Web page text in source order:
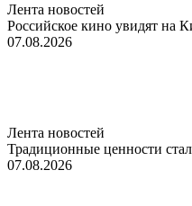
Лента новостей
Российское кино увидят на
07.08.2026
Лента новостей
Традиционные ценности
07.08.2026